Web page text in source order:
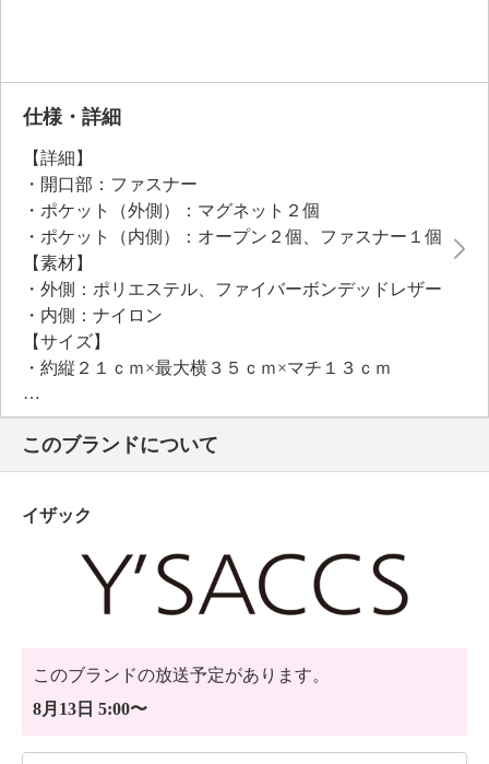
仕様・詳細
【詳細】
・開口部：ファスナー
・ポケット（外側）：マグネット２個
・ポケット（内側）：オープン２個、ファスナー１個
【素材】
・外側：ポリエステル、ファイバーボンデッドレザー
・内側：ナイロン
【サイズ】
・約縦２１ｃｍ×最大横３５ｃｍ×マチ１３ｃｍ
・Ａ４サイズ：不可
【重さ】
・約４３０ｇ
【個体差あり】
【原産国（地）】
・中国製
このブランドについて
イザック
このブランドの放送予定があります。
8月13日 5:00〜